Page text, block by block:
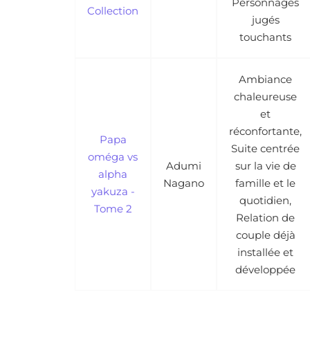
Collection
jugés
touchants
Papa
oméga vs
alpha
yakuza -
Tome 2
Adumi
Nagano
Ambiance
chaleureuse
et
réconfortante,
Suite centrée
sur la vie de
famille et le
quotidien,
Relation de
couple déjà
installée et
développée